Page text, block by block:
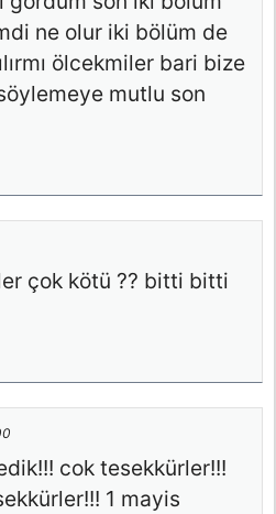
ne olur iki bölüm de
ölcekmiler bari bize
mutlu son
çok kötü ?? bitti bitti
cok tesekkürler!!!
1 mayis